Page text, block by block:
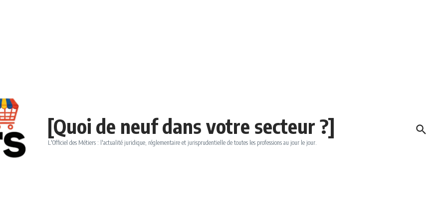
[Quoi de neuf dans votre secteur ?]
L'Officiel des Métiers : l'actualité juridique, réglementaire et jurisprudentielle de toutes les professions au jour le jour.